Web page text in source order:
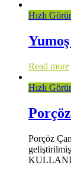
Hızlı
Read more
Hızlı
Porçöz